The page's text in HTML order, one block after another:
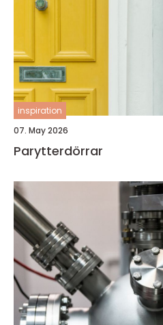
inspiration
07. May 2026
Parytterdörrar